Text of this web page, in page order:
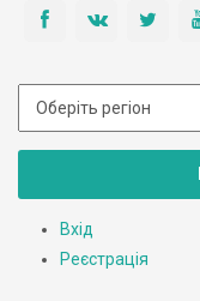
Вхід
Реєстрація